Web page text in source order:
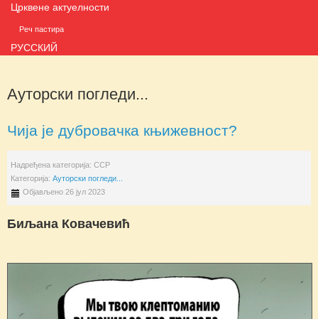
Црквене актуелности
Реч пастира
РУССКИЙ
Ауторски погледи...
Чија је дубровачка књижевност?
Надређена категорија: ССР
Категорија: Ауторски погледи...
Објављено 26 јул 2023
Биљана Ковачевић